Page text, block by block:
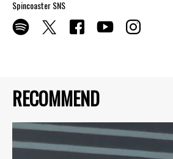
RECOMMEND
Spincoaster SNS